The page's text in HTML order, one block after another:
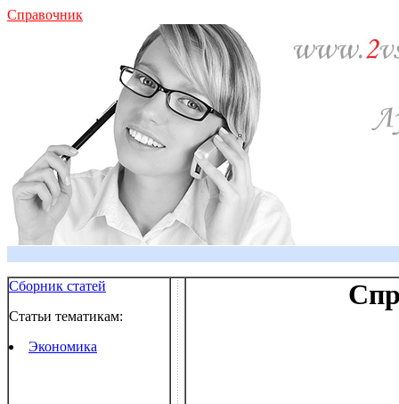
Справочник
Сборник статей
Статьи тематикам:
Экономика